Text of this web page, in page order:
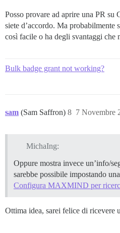
Posso provare ad aprire una PR su
siete d’accordo. Ma probabilmente
così facile o ha degli svantaggi che
Bulk badge grant not working?
sam (Sam Saffron) 7 Novembre
8
MichaIng:
Oppure mostra invece un’info/
sarebbe possibile impostando
Configura MAXMIND per
Ottima idea, sarei felice di ricevere